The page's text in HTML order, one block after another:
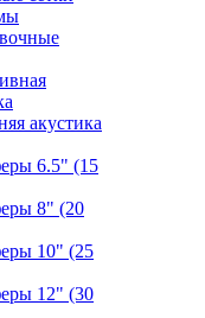
акустика
6.5" (15
8" (20
10" (25
12" (30